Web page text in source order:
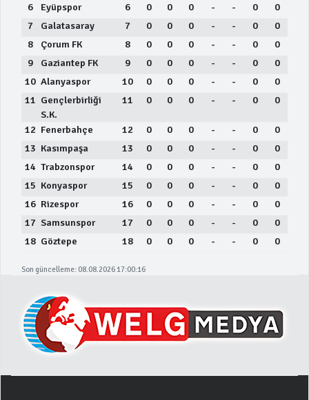
6
Eyüpspor 6 0 0 0 - - 0
0
7
Galatasaray 7 0 0 0 - - 0
0
8
Çorum FK 8 0 0 0 - - 0
0
9
Gaziantep FK 9 0 0 0 - - 0
0
10 Alanyaspor 10 0 0 0 - - 0
0
11 Gençlerbirliği
S.K.
11 0 0 0 - - 0 0
12 Fenerbahçe 12 0 0 0 - - 0
0
13 Kasımpaşa 13 0 0 0 - - 0
0
14 Trabzonspor 14 0 0 0 - - 0
0
15 Konyaspor 15 0 0 0 - - 0
0
16 Rizespor 16 0 0 0 - - 0
0
17 Samsunspor 17 0 0 0 - - 0
0
18 Göztepe 18 0 0 0 - - 0 0
Son güncelleme: 08.08.2026 17:00:16